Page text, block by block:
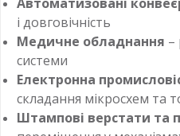
і довговічність
Медичне обладнання –
системи
Електронна
складання мікросхем та
Штампові верстати та